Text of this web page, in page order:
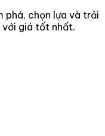
phá, chọn lựa và trải
với giá tốt nhất.